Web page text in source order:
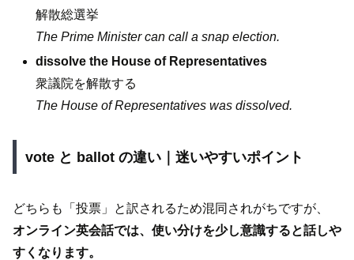
解散総選挙
The Prime Minister can call a snap election.
dissolve the House of Representatives
衆議院を解散する
The House of Representatives was dissolved.
vote と ballot の違い｜迷いやすいポイント
どちらも「投票」と訳されるため混同されがちですが、
オンライン英会話では、使い分けを少し意識すると話しや
すくなります。